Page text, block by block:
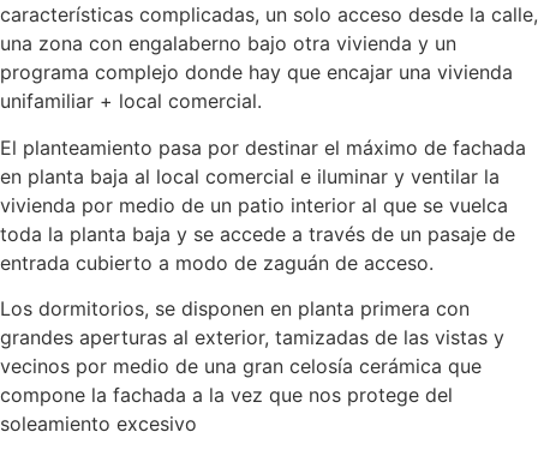
características complicadas, un solo acceso desde la calle,
una zona con engalaberno bajo otra vivienda y un
programa complejo donde hay que encajar una vivienda
unifamiliar + local comercial.
El planteamiento pasa por destinar el máximo de fachada
en planta baja al local comercial e iluminar y ventilar la
vivienda por medio de un patio interior al que se vuelca
toda la planta baja y se accede a través de un pasaje de
entrada cubierto a modo de zaguán de acceso.
Los dormitorios, se disponen en planta primera con
grandes aperturas al exterior, tamizadas de las vistas y
vecinos por medio de una gran celosía cerámica que
compone la fachada a la vez que nos protege del
soleamiento excesivo